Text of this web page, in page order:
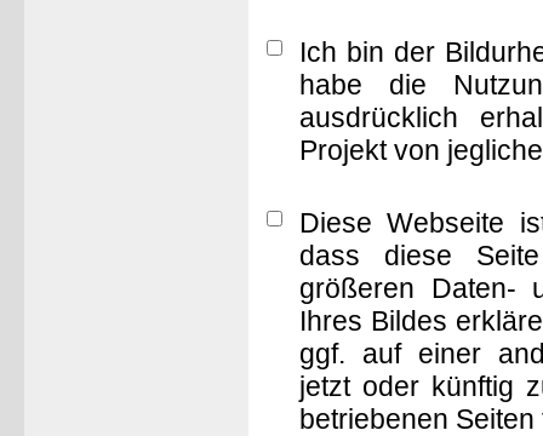
Ich bin der
habe die
ausdrücklich
Projekt von
Diese Webseite
dass diese
größeren Daten-
Ihres Bildes
ggf. auf einer
jetzt oder künftig
betriebenen